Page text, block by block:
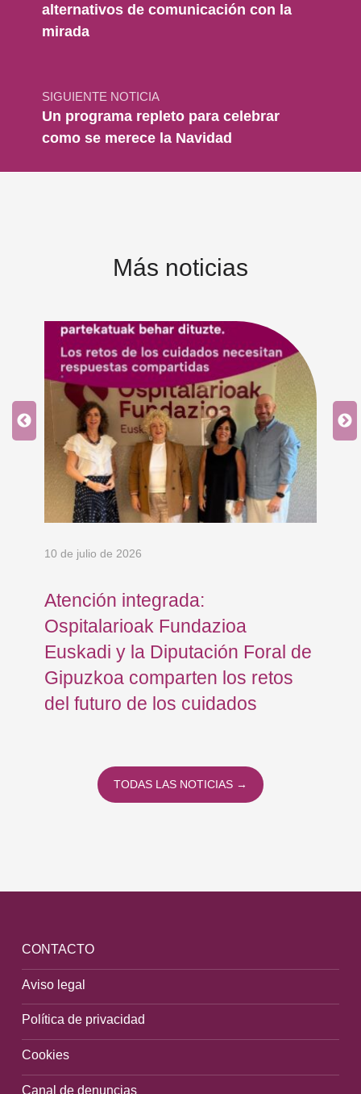
alternativos de comunicación con la
mirada
SIGUIENTE NOTICIA
Un programa repleto para celebrar
como se merece la Navidad
Más noticias
10 de julio de 2026
Atención integrada:
Ospitalarioak Fundazioa
Euskadi y la Diputación Foral de
Gipuzkoa comparten los retos
del futuro de los cuidados
TODAS LAS NOTICIAS →
CONTACTO
Aviso legal
Política de privacidad
Cookies
Canal de denuncias